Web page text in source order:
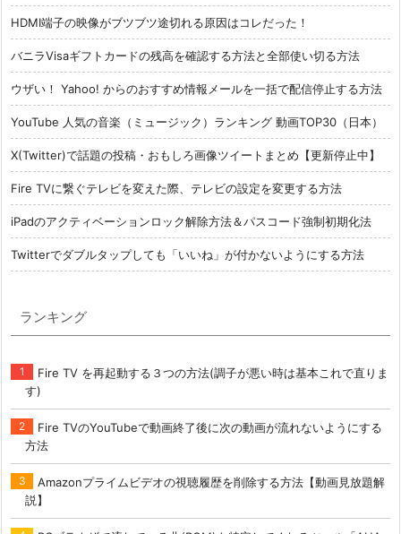
HDMI端子の映像がブツブツ途切れる原因はコレだった！
バニラVisaギフトカードの残高を確認する方法と全部使い切る方法
ウザい！ Yahoo! からのおすすめ情報メールを一括で配信停止する方法
YouTube 人気の音楽（ミュージック）ランキング 動画TOP30（日本）
X(Twitter)で話題の投稿・おもしろ画像ツイートまとめ【更新停止中】
Fire TVに繋ぐテレビを変えた際、テレビの設定を変更する方法
iPadのアクティベーションロック解除方法＆パスコード強制初期化法
Twitterでダブルタップしても「いいね」が付かないようにする方法
ランキング
Fire TV を再起動する３つの方法(調子が悪い時は基本これで直りま
す)
Fire TVのYouTubeで動画終了後に次の動画が流れないようにする
方法
Amazonプライムビデオの視聴履歴を削除する方法【動画見放題解
説】